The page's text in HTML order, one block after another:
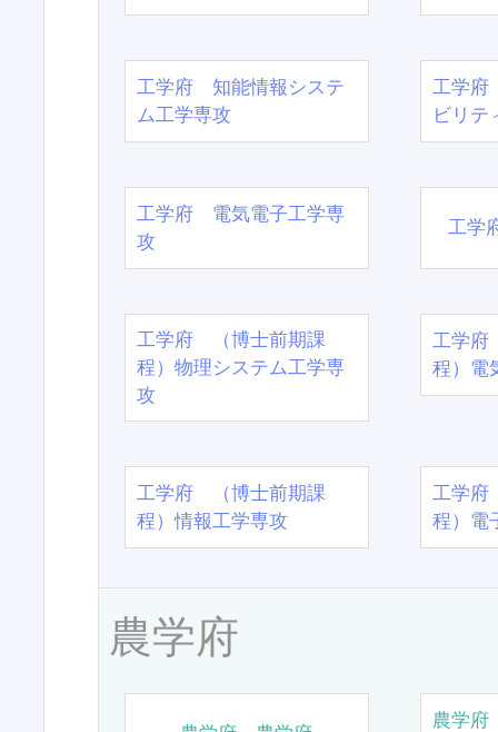
工学府 知能情報システ
ム工学専攻
工学府
ビリテ
工学府 電気電子工学専
攻
工学
工学府 （博士前期課
程）物理システム工学専
攻
工学
程）電
工学府 （博士前期課
程）情報工学専攻
工学
程）電
農学府
農学